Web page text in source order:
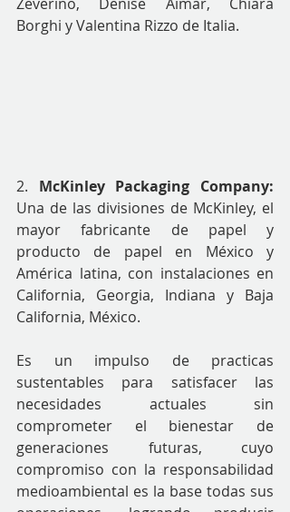
Borghi y Valentina Rizzo de Italia.
2. McKinley Packaging Company:
Una de las divisiones de McKinley, el
mayor fabricante de papel y
producto de papel en México y
América latina, con instalaciones en
California, Georgia, Indiana y Baja
California, México.
Es un impulso de practicas
sustentables para satisfacer las
necesidades actuales sin
comprometer el bienestar de
generaciones futuras, cuyo
compromiso con la responsabilidad
medioambiental es la base todas sus